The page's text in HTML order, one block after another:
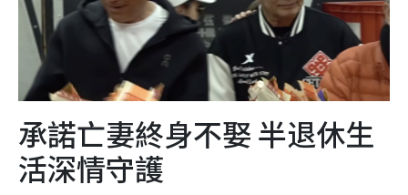
承諾亡妻終身不娶 半退休生
活深情守護